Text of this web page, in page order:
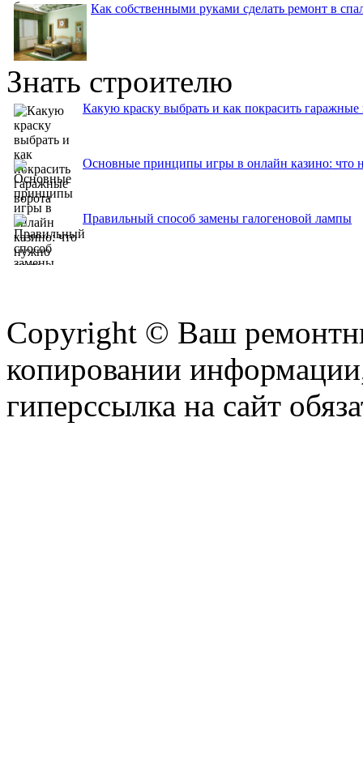
Как собственными руками сделать ремонт в
Знать строителю
Какую краску выбрать и как покрасить гаражные
Основные принципы игры в онлайн казино: что
Правильный способ замены галогеновой лампы
Copyright © Ваш
копировании
гиперссылка на сайт